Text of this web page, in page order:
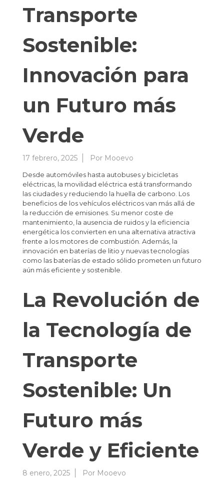
Transporte
Sostenible:
Innovación para
un Futuro más
Verde
17 febrero, 2025 Por Mooevo
Desde automóviles hasta autobuses y bicicletas
eléctricas, la movilidad eléctrica está transformando
las ciudades y reduciendo la huella de carbono. Los
beneficios de los vehículos eléctricos van más allá de
la reducción de emisiones. Su menor coste de
mantenimiento, la ausencia de ruidos y la eficiencia
energética los convierten en una alternativa atractiva
frente a los motores de combustión. Además, la
innovación en baterías de litio y nuevas tecnologías
como las baterías de estado sólido prometen un futuro
aún más eficiente y sostenible.
La Revolución de
la Tecnología de
Transporte
Sostenible: Un
Futuro más
Verde y Eficiente
8 enero, 2025 Por Mooevo